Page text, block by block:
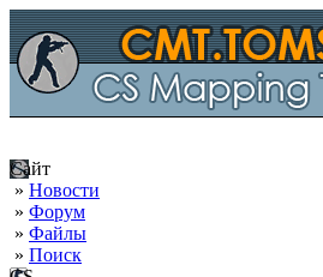
Сайт
» Новости
» Форум
» Файлы
» Поиск